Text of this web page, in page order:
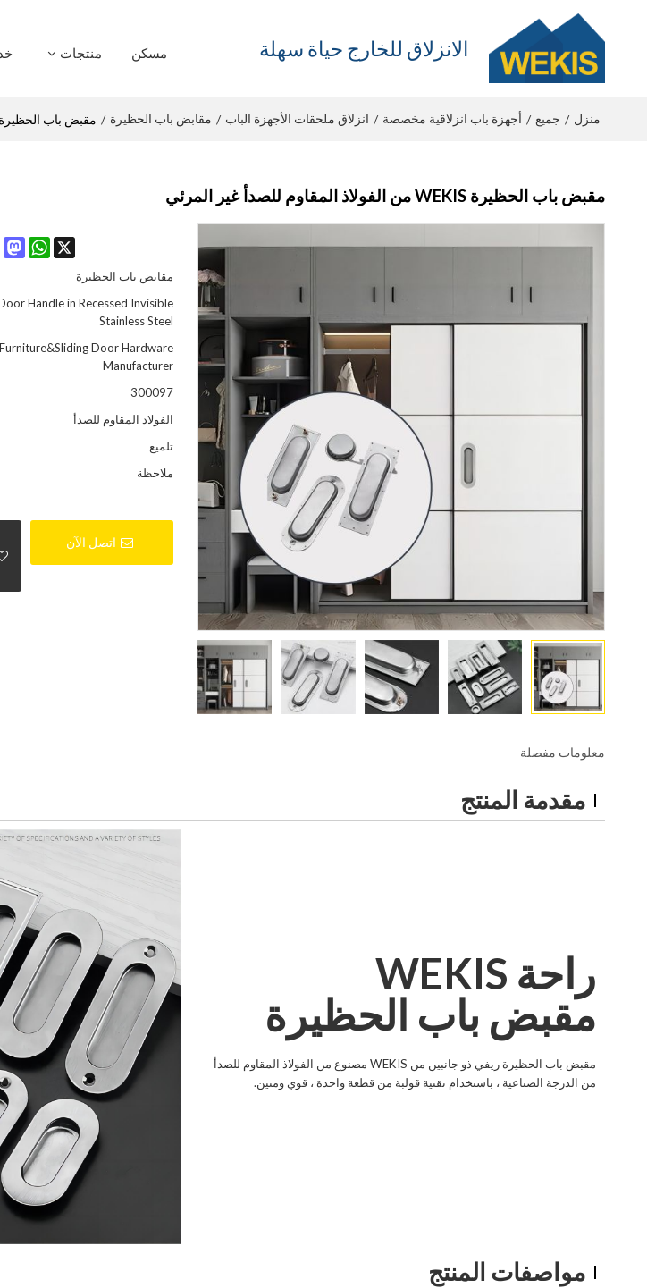
الانزلاق للخارج حياة سهلة مسكن منتجات
منزل / جميع / أجهزة باب انزلاقية مخصصة / انزلاق ملحقات الأجهزة الباب / مقابض باب الحظيرة / مقبض باب الحظيرة WEKIS من الفولاذ المقاوم للصدأ غير المرئي
مقبض باب الحظيرة WEKIS من الفولاذ المقاوم للصدأ غير المرئي
X
مقابض باب الحظيرة
Handle in Recessed Invisible
Stainless Steel
Door Hardware
Manufacturer
300097
الفولاذ المقاوم للصدأ
تلميع
ملاحظة
اتصل الآن
معلومات مفصلة
مقدمة المنتج
راحة WEKIS
مقبض باب الحظيرة
مقبض باب الحظيرة ريفي ذو جانبين من WEKIS مصنوع من الفولاذ المقاوم للصدأ
من الدرجة الصناعية ، باستخدام تقنية قولبة من قطعة واحدة ، قوي ومتين.
مواصفات المنتج